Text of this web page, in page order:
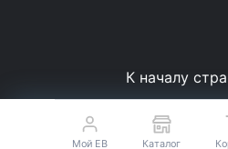
К началу
© Все права защищены. 2009-2026
Спортивное питание с доставкой по
Мой EB Каталог